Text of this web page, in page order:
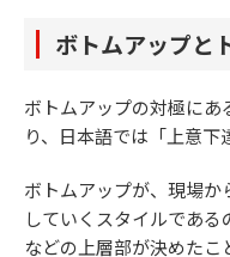
ボトムアップと
ボトムアップの対極に
り、日本語では「上意下
ボトムアップが、現場
していくスタイルであ
などの上層部が決めた